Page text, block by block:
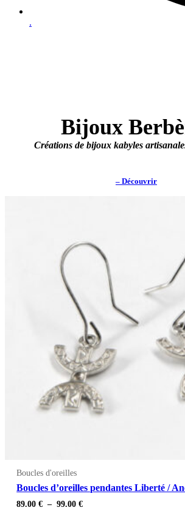
.
Bijoux
Créations de bijoux kabyles
– Découvrir
Boucles d'oreilles
Boucles d’oreilles pendantes Liberté /
89.00€ – 99.00€Plage